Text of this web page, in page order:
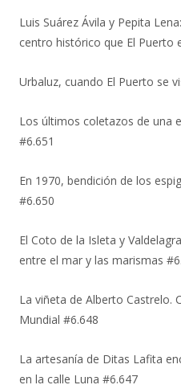
Luis Suárez Ávila y Pepita
centro histórico que El Puerto
Urbaluz, cuando El Puerto se
Los últimos coletazos de una
#6.651
En 1970, bendición de los
#6.650
El Coto de la Isleta y
entre el mar y las marismas
La viñeta de Alberto Castrelo.
Mundial #6.648
La artesanía de Ditas Lafita
en la calle Luna #6.647